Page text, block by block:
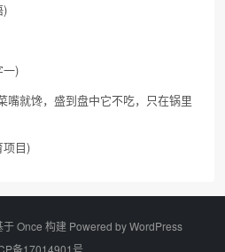
)
一)
嘴就馋，盛到盘中它不吃，只在锅里
项目)
Once 构建 Powered byWordPress
备17014901号